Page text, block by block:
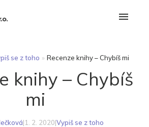
se z toho » Recenze knihy – Chybíš mi
knihy – Chybíš
mi
|1. 2. 2020|Vypiš se z toho